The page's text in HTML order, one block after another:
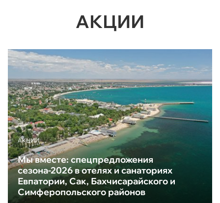
АКЦИИ
АКЦИИ
Мы вместе: спецпредложения
сезона-2026 в отелях и санаториях
Евпатории, Сак, Бахчисарайского и
Симферопольского районов